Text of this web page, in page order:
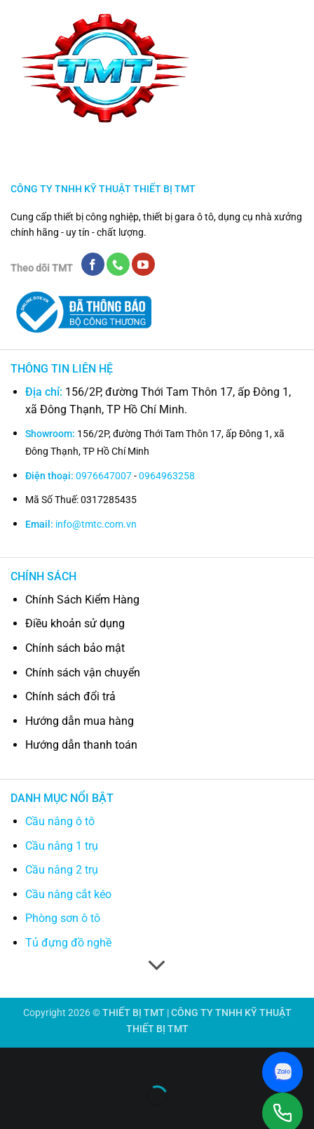
CÔNG TY TNHH KỸ THUẬT THIẾT BỊ TMT
Cung cấp thiết bị công nghiệp, thiết bị gara ô tô, dụng cụ nhà xưởng
chính hãng - uy tín - chất lượng.
Theo dõi TMT
THÔNG TIN LIÊN HỆ
Địa chỉ: 156/2P, đường Thới Tam Thôn 17, ấp Đông 1,
xã Đông Thạnh, TP Hồ Chí Minh.
Showroom: 156/2P, đường Thới Tam Thôn 17, ấp Đông 1, xã
Đông Thạnh, TP Hồ Chí Minh
Điện thoại: 0976647007-0964963258
Mã Số Thuế: 0317285435
Email: info@tmtc.com.vn
CHÍNH SÁCH
Chính Sách Kiểm Hàng
Điều khoản sử dụng
Chính sách bảo mật
Chính sách vận chuyển
Chính sách đổi trả
Hướng dẫn mua hàng
Hướng dẫn thanh toán
DANH MỤC NỔI BẬT
Cầu nâng ô tô
Cầu nâng 1 trụ
Cầu nâng 2 trụ
Cầu nâng cắt kéo
Phòng sơn ô tô
Tủ đựng đồ nghề
Copyright 2026 ©THIẾT BỊ TMT | CÔNG TY TNHH KỸ THUẬT
THIẾT BỊ TMT